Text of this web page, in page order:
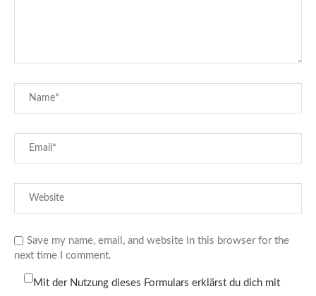
Save my name, email, and website in this browser for the
next time I comment.
Mit der Nutzung dieses Formulars erklärst du dich mit